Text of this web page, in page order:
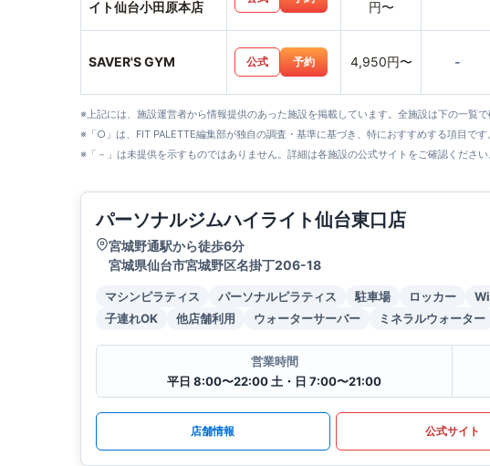
イト仙台小田原本店
円〜
SAVER'S GYM 公式 予約 4,950円〜 -
※上記には、施設運営者から情報提供のあった施設を掲載しています。全施設は下の一覧で
※「○」は、FIT PALETTE編集部が独自の調査・基準に基づき、特におすすめする項目です。
※「－」は未提供を示すものではありません。詳細は各施設の公式サイトをご確認ください
パーソナルジムハイライト仙台東口店
宮城野通駅から徒歩6分
宮城県仙台市宮城野区名掛丁206-18
マシンピラティス パーソナルピラティス 駐車場 ロッカー
子連れOK
他店舗利用 ウォーターサーバー ミネラルウォーター
営業時間
平日 8:00〜22:00 土・日 7:00〜21:00
店舗情報 公式サイト